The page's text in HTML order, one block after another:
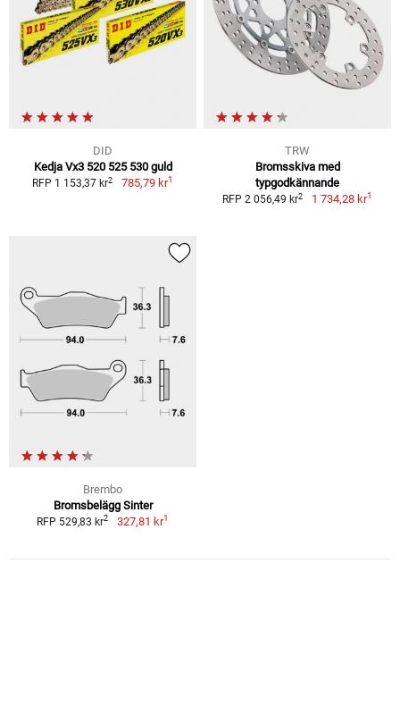
DID
Kedja Vx3 520 525 530 guld
RFP 1 153,37 kr2 785,79 kr1
TRW
Bromsskiva med
typgodkännande
RFP 2 056,49 kr2 1 734,28 kr1
Brembo
Bromsbelägg Sinter
RFP 529,83 kr2 327,81 kr1